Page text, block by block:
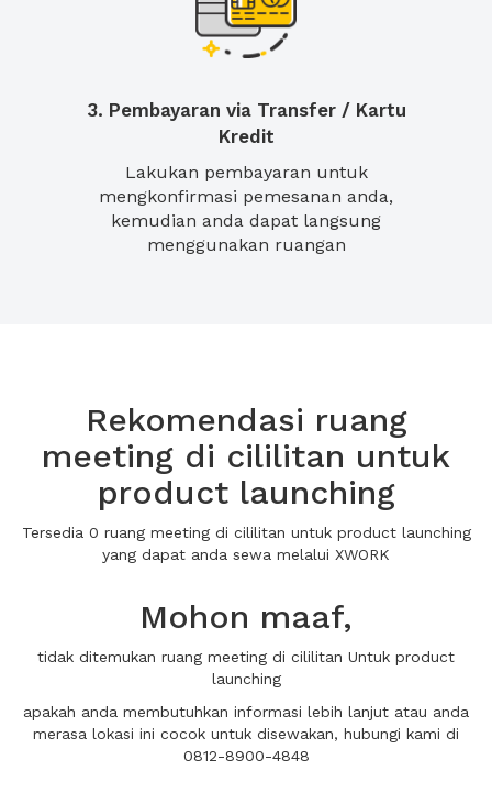
3. Pembayaran via Transfer / Kartu
Kredit
Lakukan pembayaran untuk
mengkonfirmasi pemesanan anda,
kemudian anda dapat langsung
menggunakan ruangan
Rekomendasi ruang
meeting di cililitan untuk
product launching
Tersedia 0 ruang meeting di cililitan untuk product launching
yang dapat anda sewa melalui XWORK
Mohon maaf,
tidak ditemukan ruang meeting di cililitan Untuk product
launching
apakah anda membutuhkan informasi lebih lanjut atau anda
merasa lokasi ini cocok untuk disewakan, hubungi kami di
0812-8900-4848